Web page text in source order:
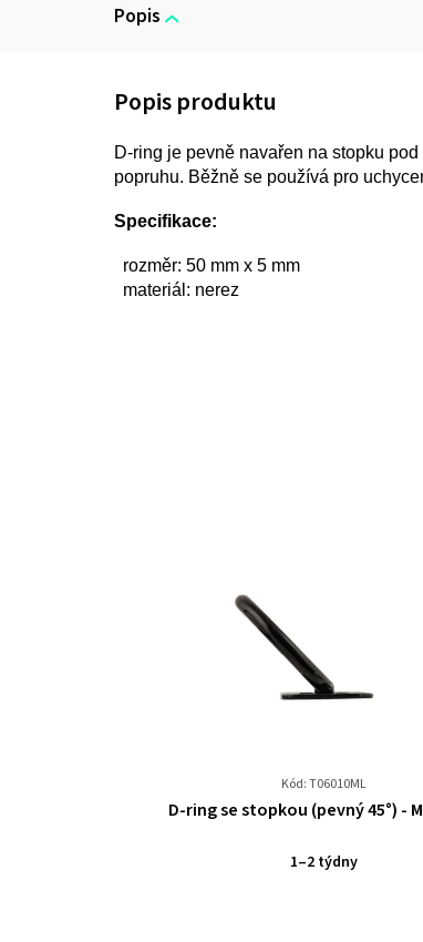
Popis
D-ring je pevně navařen na stopku
popruhu. Běžně se používá pro
Specifikace:
rozměr: 50 mm x 5 mm
materiál: nerez
Kód: T06010ML
Průměrné
produktu
D-ring se stopkou (pevný 45°) -
1–2 týdny